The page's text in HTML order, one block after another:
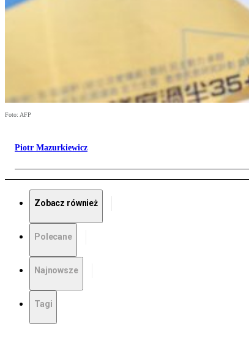
Foto: AFP
Piotr Mazurkiewicz
Zobacz również
Polecane
Najnowsze
Tagi